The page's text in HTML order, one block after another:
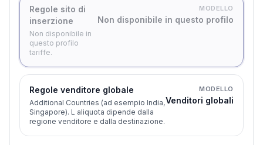
Regole sito di
inserzione
Non disponibile in
questo profilo
tariffe.
MODELLO
Non disponibile in questo profilo
Regole venditore globale
Additional Countries (ad esempio India,
Singapore). L aliquota dipende dalla
regione venditore e dalla destinazione.
MODELLO
Venditori globali